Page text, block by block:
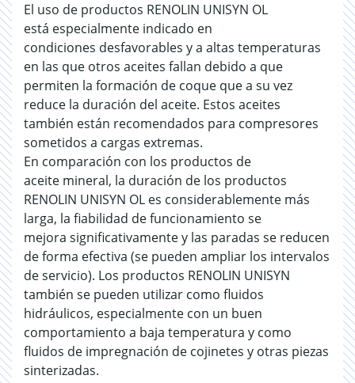
El uso de productos RENOLIN UNISYN OL
está especialmente indicado en
condiciones desfavorables y a altas temperaturas
en las que otros aceites fallan debido a que
permiten la formación de coque que a su vez
reduce la duración del aceite. Estos aceites
también están recomendados para compresores
sometidos a cargas extremas.
En comparación con los productos de
aceite mineral, la duración de los productos
RENOLIN UNISYN OL es considerablemente más
larga, la fiabilidad de funcionamiento se
mejora significativamente y las paradas se reducen
de forma efectiva (se pueden ampliar los intervalos
de servicio). Los productos RENOLIN UNISYN
también se pueden utilizar como fluidos
hidráulicos, especialmente con un buen
comportamiento a baja temperatura y como
fluidos de impregnación de cojinetes y otras piezas
sinterizadas.